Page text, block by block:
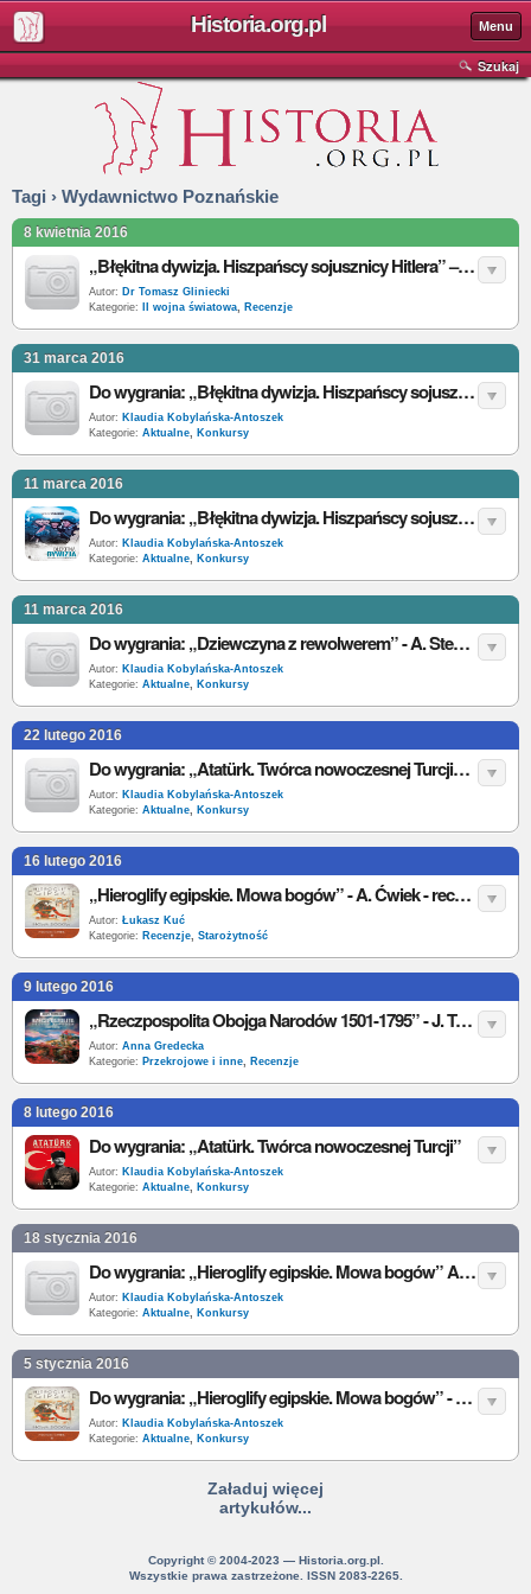
Historia.org.pl Menu
Szukaj
Tagi › Wydawnictwo Poznańskie
8 kwietnia 2016
„Błękitna dywizja. Hiszpańscy sojusznicy Hitlera” – T. Zubiński – recenzja
Autor: Dr Tomasz Gliniecki
Kategorie:
II wojna światowa, Recenzje
31 marca 2016
Do wygrania: „Błękitna dywizja. Hiszpańscy sojusznicy Hitlera” - T. Zubiński [wyniki]
Autor: Klaudia Kobylańska-Antoszek
Kategorie: Aktualne, Konkursy
11 marca 2016
Do wygrania: „Błękitna dywizja. Hiszpańscy sojusznicy Hitlera” - T. Zubiński
Autor: Klaudia Kobylańska-Antoszek
Kategorie: Aktualne, Konkursy
11 marca 2016
Do wygrania: „Dziewczyna z rewolwerem” - A. Stewart [wyniki]
Autor: Klaudia Kobylańska-Antoszek
Kategorie: Aktualne, Konkursy
22 lutego 2016
Do wygrania: „Atatürk. Twórca nowoczesnej Turcji” [wyniki]
Autor: Klaudia Kobylańska-Antoszek
Kategorie: Aktualne, Konkursy
16 lutego 2016
„Hieroglify egipskie. Mowa bogów” - A. Ćwiek - recenzja
Autor: Łukasz Kuć
Kategorie: Recenzje, Starożytność
9 lutego 2016
„Rzeczpospolita Obojga Narodów 1501-1795” - J. Topolski - recenzja
Autor: Anna Gredecka
Kategorie: Przekrojowe i inne, Recenzje
8 lutego 2016
Do wygrania: „Atatürk. Twórca nowoczesnej Turcji”
Autor: Klaudia Kobylańska-Antoszek
Kategorie: Aktualne, Konkursy
18 stycznia 2016
Do wygrania: „Hieroglify egipskie. Mowa bogów” A. Ćwiek [wyniki]
Autor: Klaudia Kobylańska-Antoszek
Kategorie: Aktualne, Konkursy
5 stycznia 2016
Do wygrania: „Hieroglify egipskie. Mowa bogów” - A. Ćwiek
Autor: Klaudia Kobylańska-Antoszek
Kategorie: Aktualne, Konkursy
Załaduj więcej
artykułów...
Copyright © 2004-2023 — Historia.org.pl.
Wszystkie prawa zastrzeżone. ISSN 2083-2265.